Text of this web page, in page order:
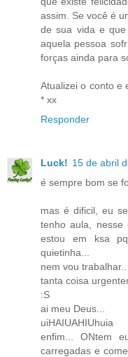
assim. Se você é
de sua vida e
aquela pessoa
forças ainda para
Atualizei o conto e
* xx
Responder
Luck! 15 de abril
é sempre bom se
mas é dificil, eu
tenho aula,
estou em ksa
quietinha...
nem vou
tanta coisa
:S
ai meu Deus...
uiHAIUAHIUhuia
enfim... ONtem
carregadas e